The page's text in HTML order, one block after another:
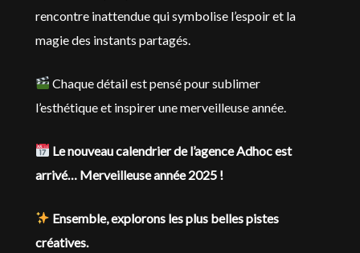
rencontre inattendue qui symbolise l’espoir et la
magie des instants partagés.
Chaque détail est pensé pour sublimer
l’esthétique et inspirer une merveilleuse année.
Le nouveau calendrier de l’agence Adhoc est
arrivé… Merveilleuse année 2025 !
Ensemble, explorons les plus belles pistes
créatives.